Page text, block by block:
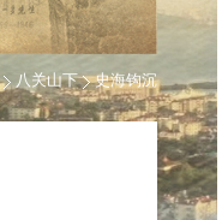
八关山下 史海钩沉